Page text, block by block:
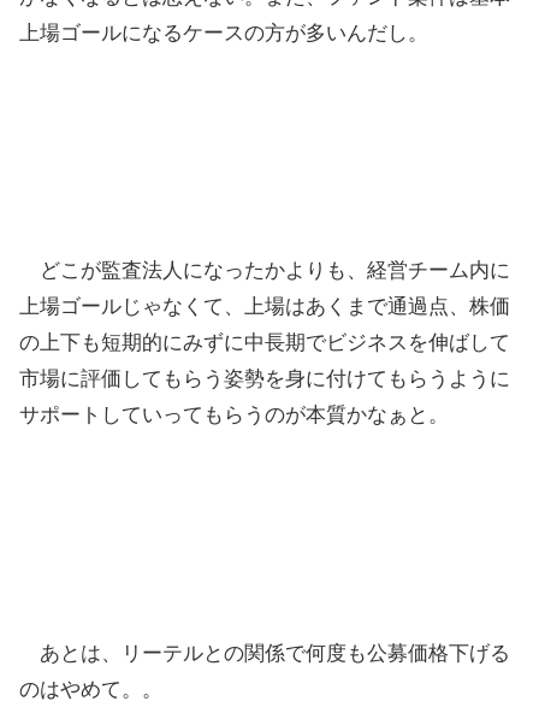
上場ゴールになるケースの方が多いんだし。
どこが監査法人になったかよりも、経営チーム内に
上場ゴールじゃなくて、上場はあくまで通過点、株価
の上下も短期的にみずに中長期でビジネスを伸ばして
市場に評価してもらう姿勢を身に付けてもらうように
サポートしていってもらうのが本質かなぁと。
あとは、リーテルとの関係で何度も公募価格下げる
のはやめて。。